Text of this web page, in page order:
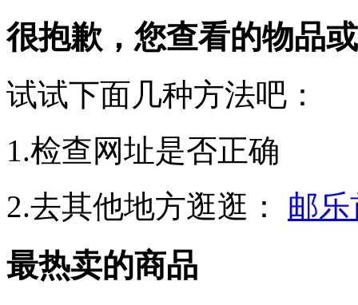
很抱歉，您查看的物品
试试下面几种方法吧：
1.检查网址是否正确
2.去其他地方逛逛：
邮
最热卖的商品